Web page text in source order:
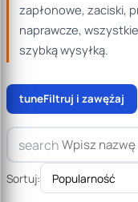
zapłonowe, zaciski,
naprawcze,
szybką wysyłką.
tuneFiltruj i zawężaj
search
Sortuj: